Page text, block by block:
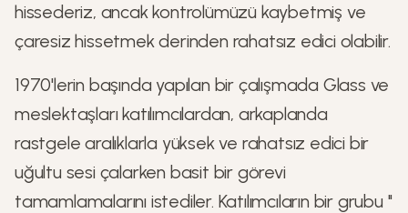
hissederiz, ancak kontrolümüzü kaybetmiş ve
çaresiz hissetmek derinden rahatsız edici olabilir.
1970'lerin başında yapılan bir çalışmada Glass ve
meslektaşları katılımcılardan, arkaplanda
rastgele aralıklarla yüksek ve rahatsız edici bir
uğultu sesi çalarken basit bir görevi
tamamlamalarını istediler. Katılımcıların bir grubu "